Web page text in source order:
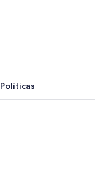
Políticas